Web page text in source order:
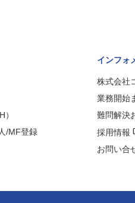
/MF登録
インフォ
株式会社
業務開始
難問解決
採用情報
お問い合